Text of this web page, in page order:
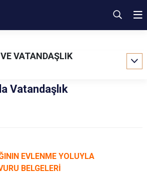
VATANDAŞLIK
Vatandaşlık
EVLENME YOLUYLA
BELGELERİ